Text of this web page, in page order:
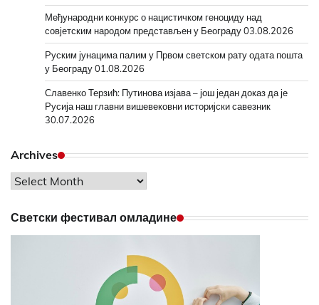
Међународни конкурс о нацистичком геноциду над
совјетским народом представљен у Београду03.08.2026
Руским јунацима палим у Првом светском рату одата пошта
у Београду01.08.2026
Славенко Терзић: Путинова изјава – још један доказ да је
Русија наш главни вишевековни историјски савезник
30.07.2026
Archives
Archives
Светски фестивал омладине